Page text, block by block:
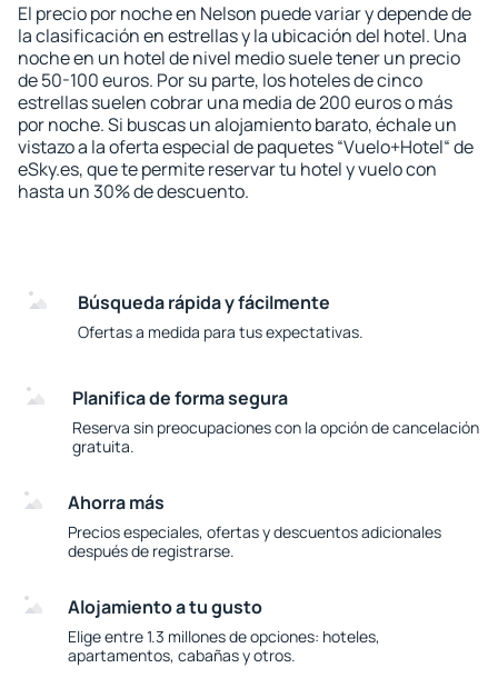
El precio por noche en Nelson puede variar y depende de
la clasificación en estrellas y la ubicación del hotel. Una
noche en un hotel de nivel medio suele tener un precio
de 50-100 euros. Por su parte, los hoteles de cinco
estrellas suelen cobrar una media de 200 euros o más
por noche. Si buscas un alojamiento barato, échale un
vistazo a la oferta especial de paquetes “Vuelo+Hotel“ de
eSky.es, que te permite reservar tu hotel y vuelo con
hasta un 30% de descuento.
Búsqueda rápida y fácilmente
Ofertas a medida para tus expectativas.
Planifica de forma segura
Reserva sin preocupaciones con la opción de cancelación
gratuita.
Ahorra más
Precios especiales, ofertas y descuentos adicionales
después de registrarse.
Alojamiento a tu gusto
Elige entre 1.3 millones de opciones: hoteles,
apartamentos, cabañas y otros.